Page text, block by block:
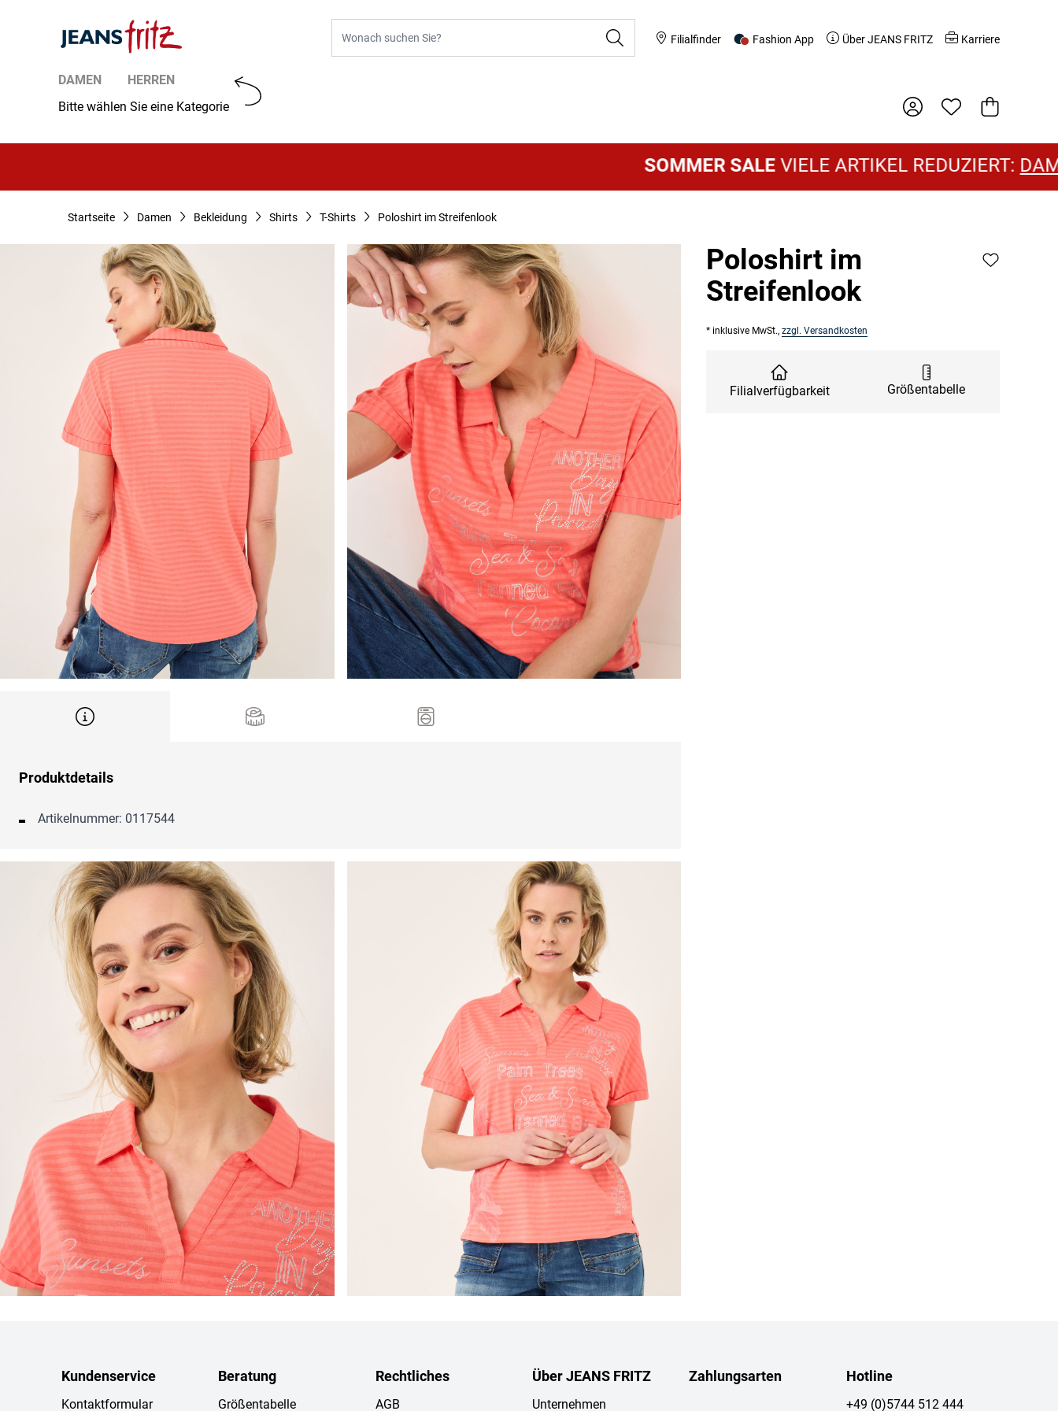
Filialfinder Fashion App Über JEANS FRITZ Karriere
DAMEN
HERREN
Bitte wählen Sie eine Kategorie
Warenkorb
SOMMER SALEVIELE ARTIKEL REDUZIERT:DAMEN
Startseite Damen Bekleidung Shirts T-Shirts Poloshirt im Streifenlook
Produktdetails
Artikelnummer: 0117544
Poloshirt im
Streifenlook
* inklusive MwSt., zzgl. Versandkosten
Filialverfügbarkeit Größentabelle
Kundenservice
Kontaktformular
Beratung
Größentabelle
Rechtliches
AGB
Über JEANS FRITZ
Unternehmen
Zahlungsarten Hotline
+49 (0)5744 512 444